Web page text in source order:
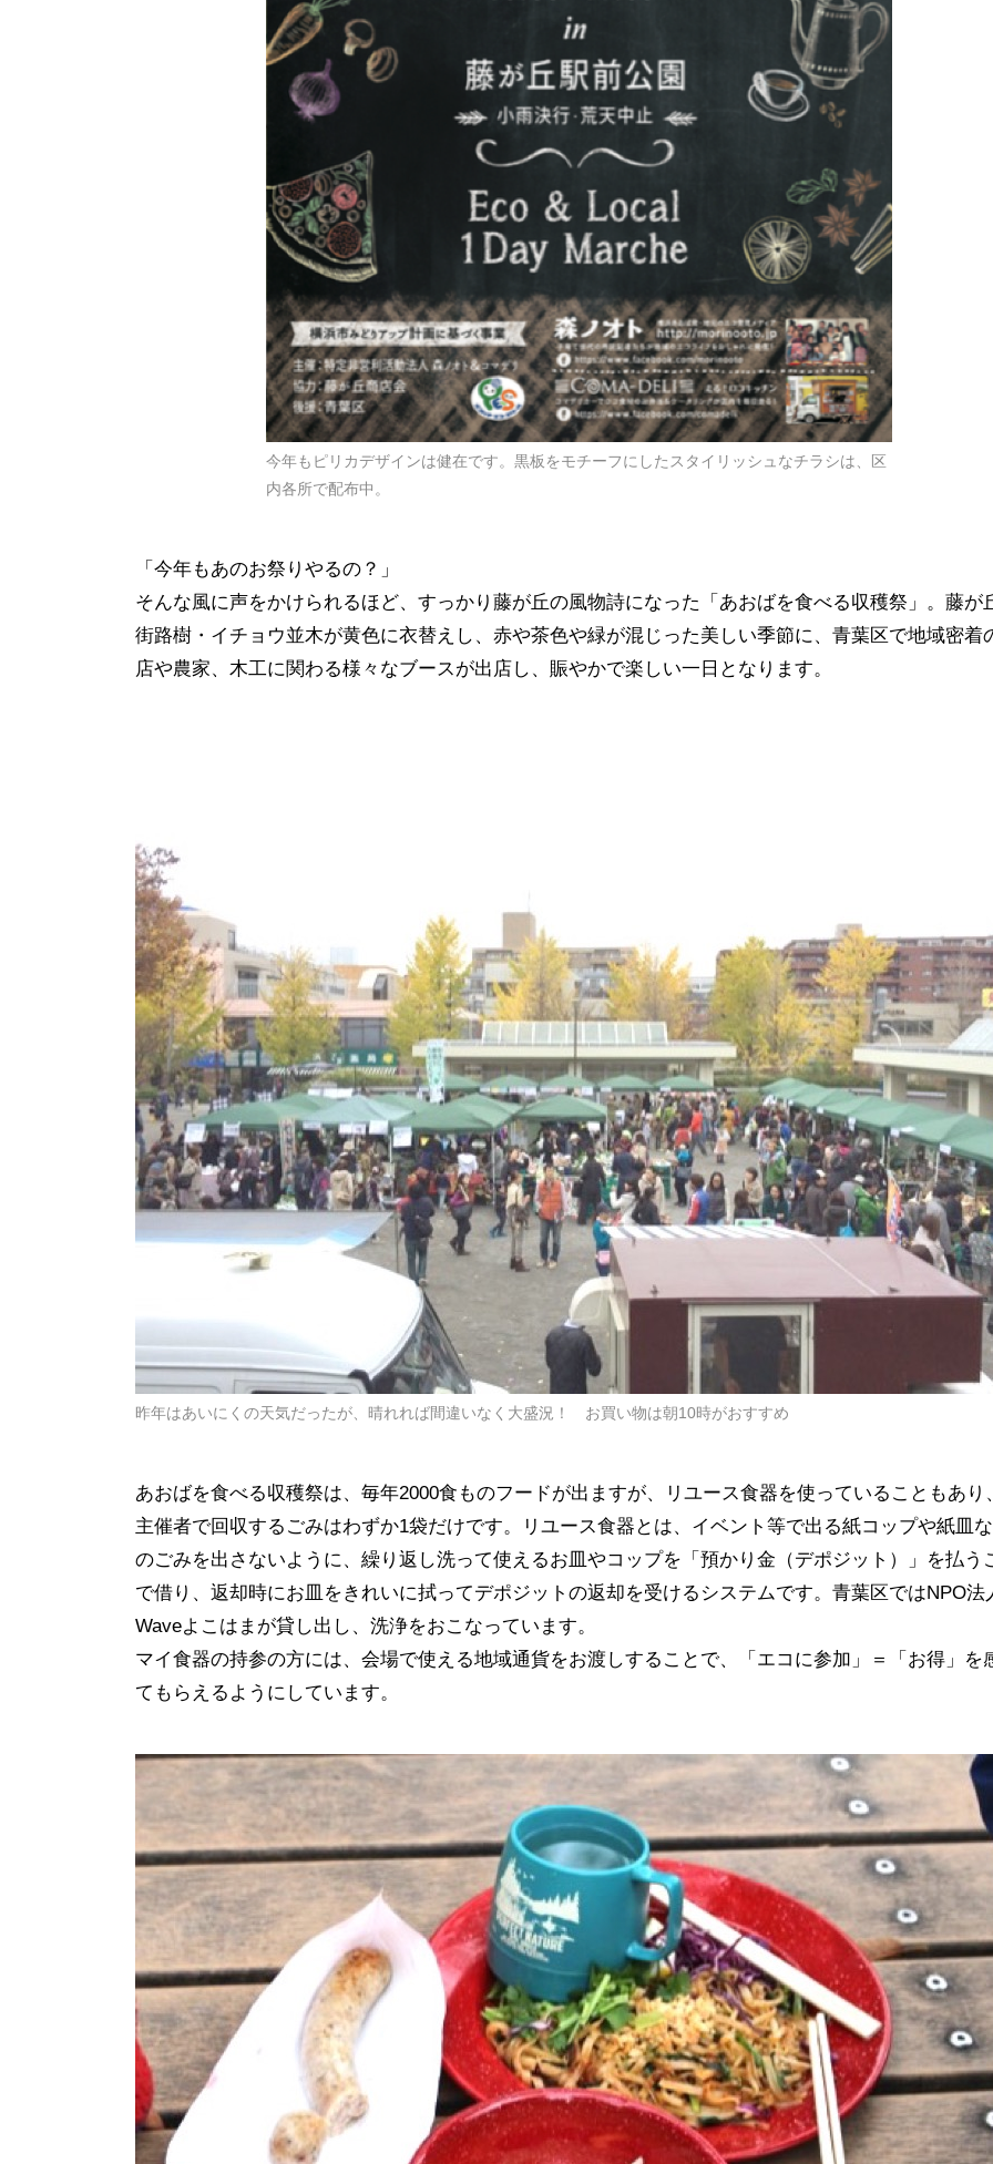
今年もピリカデザインは健在です。黒板をモチーフにしたスタイリッシュなチラシは、区
内各所で配布中。
「今年もあのお祭りやるの？」
そんな風に声をかけられるほど、すっかり藤が丘の風物詩になった「あおばを食べる収穫祭」。藤が
街路樹・イチョウ並木が黄色に衣替えし、赤や茶色や緑が混じった美しい季節に、青葉区で地域密着
店や農家、木工に関わる様々なブースが出店し、賑やかで楽しい一日となります。
昨年はあいにくの天気だったが、晴れれば間違いなく大盛況！ お買い物は朝10時がおすすめ
あおばを食べる収穫祭は、毎年2000食ものフードが出ますが、リユース食器を使っていることもあり
主催者で回収するごみはわずか1袋だけです。リユース食器とは、イベント等で出る紙コップや紙皿
のごみを出さないように、繰り返し洗って使えるお皿やコップを「預かり金（デポジット）」を払う
で借り、返却時にお皿をきれいに拭ってデポジットの返却を受けるシステムです。青葉区ではNPO法
Waveよこはまが貸し出し、洗浄をおこなっています。
マイ食器の持参の方には、会場で使える地域通貨をお渡しすることで、「エコに参加」＝「お得」を
てもらえるようにしています。